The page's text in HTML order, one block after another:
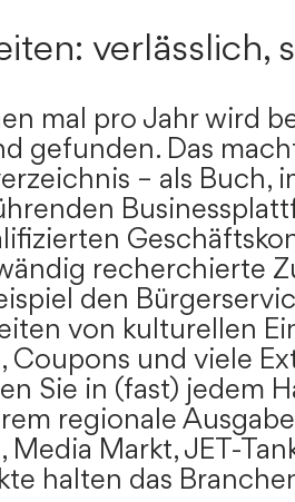
verlässlich,
mal pro Jahr wird
gefunden. Das
– als Buch,
recherchierte
den
von kulturellen
Coupons und viele
Sie in (fast) jedem
regionale
Media Markt, JET-
halten das